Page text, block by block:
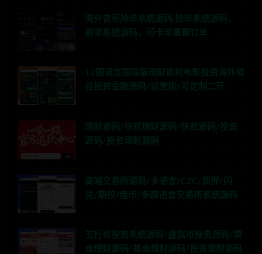
海外音乐抢单系统源码,抢单系统源码，
刷单系统源码，可卡单重置订单
12国语言国际版理财返利电影投资海外项
目投资金融源码/运营版/可定制二开
理财源码/扶贫理财源码/扶贫源码/投资
源码/投资理财源码
高端交易所源码/多语言/C2C/质押/闪
兑/期权/借币/多国语言交易所系统源码
五行币投资系统源码/虚拟币投资源码/黄
金理财源码/基金理财源码/投资理财源码